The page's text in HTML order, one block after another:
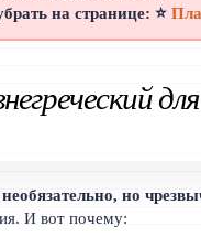
на странице: ⭐
для
необязательно, но
И вот почему: